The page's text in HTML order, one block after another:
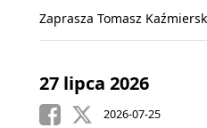
Zaprasza Tomasz
27 lipca 2026
2026-07-25